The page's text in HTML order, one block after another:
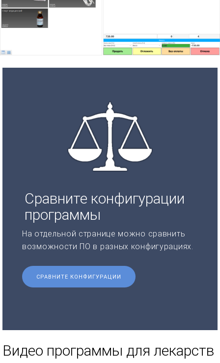
Сравните конфигурации
программы
На отдельной странице можно сравнить
возможности ПО в разных конфигурациях.
СРАВНИТЕ КОНФИГУРАЦИИ
Видео программы для лекарств